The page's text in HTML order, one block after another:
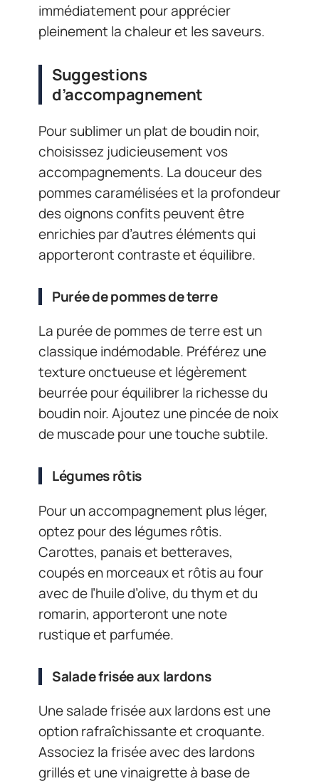
immédiatement pour apprécier
pleinement la chaleur et les saveurs.
Suggestions
d’accompagnement
Pour sublimer un plat de boudin noir,
choisissez judicieusement vos
accompagnements. La douceur des
pommes caramélisées et la profondeur
des oignons confits peuvent être
enrichies par d’autres éléments qui
apporteront contraste et équilibre.
Purée de pommes de terre
La purée de pommes de terre est un
classique indémodable. Préférez une
texture onctueuse et légèrement
beurrée pour équilibrer la richesse du
boudin noir. Ajoutez une pincée de noix
de muscade pour une touche subtile.
Légumes rôtis
Pour un accompagnement plus léger,
optez pour des légumes rôtis.
Carottes, panais et betteraves,
coupés en morceaux et rôtis au four
avec de l’huile d’olive, du thym et du
romarin, apporteront une note
rustique et parfumée.
Salade frisée aux lardons
Une salade frisée aux lardons est une
option rafraîchissante et croquante.
Associez la frisée avec des lardons
grillés et une vinaigrette à base de